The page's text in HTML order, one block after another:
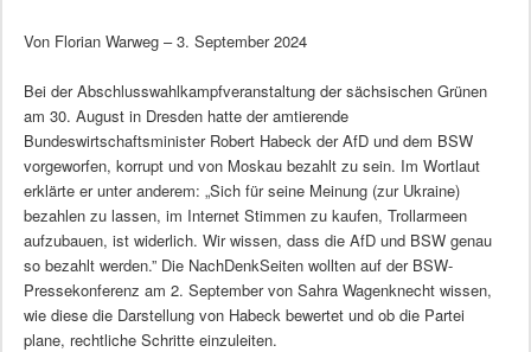
Von Florian Warweg – 3. September 2024
Bei der Abschlusswahlkampfveranstaltung der sächsischen Grünen
am 30. August in Dresden hatte der amtierende
Bundeswirtschaftsminister Robert Habeck der AfD und dem BSW
vorgeworfen, korrupt und von Moskau bezahlt zu sein. Im Wortlaut
erklärte er unter anderem: „Sich für seine Meinung (zur Ukraine)
bezahlen zu lassen, im Internet Stimmen zu kaufen, Trollarmeen
aufzubauen, ist widerlich. Wir wissen, dass die AfD und BSW genau
so bezahlt werden.” Die NachDenkSeiten wollten auf der BSW-
Pressekonferenz am 2. September von Sahra Wagenknecht wissen,
wie diese die Darstellung von Habeck bewertet und ob die Partei
plane, rechtliche Schritte einzuleiten.